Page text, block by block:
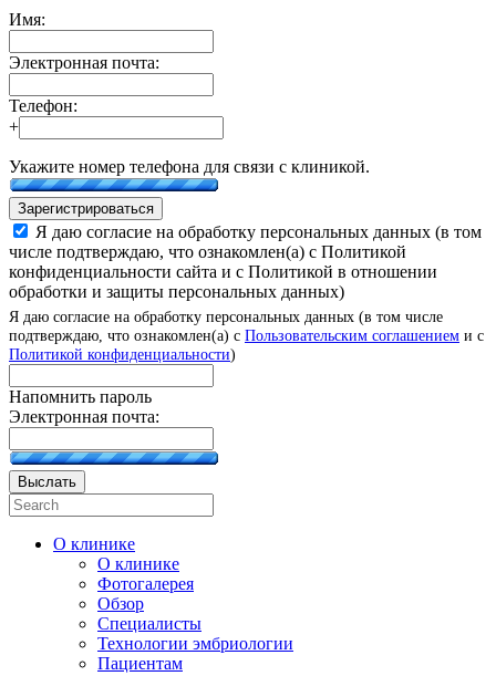
Имя:
Электронная почта:
Телефон:
+
Укажите номер телефона для связи с клиникой.
Зарегистрироваться
Я даю согласие на обработку персональных данных (в том
числе подтверждаю, что ознакомлен(а) с Политикой
конфиденциальности сайта и с Политикой в отношении
обработки и защиты персональных данных)
Я даю согласие на обработку персональных данных (в том числе
подтверждаю, что ознакомлен(а) с Пользовательским соглашением и с
Политикой конфиденциальности)
Напомнить пароль
Электронная почта:
Выслать
О клинике
О клинике
Фотогалерея
Обзор
Специалисты
Технологии эмбриологии
Пациентам